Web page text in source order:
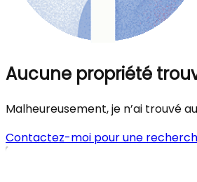
Aucune propriété
Malheureusement, je n’ai trouvé
Contactez-moi pour une